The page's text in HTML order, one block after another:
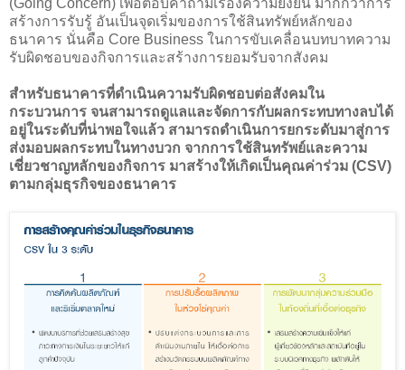
สร้างการรับรู้ อันเป็นจุดเริ่มของการใช้สินทรัพย์หลักของ
ธนาคาร นั่นคือ Core Business ในการขับเคลื่อนบทบาทความ
รับผิดชอบของกิจการและสร้างการยอมรับจากสังคม
สำหรับธนาคารที่ดำเนินความรับผิดชอบต่อสังคมใน
กระบวนการ จนสามารถดูแลและจัดการกับผลกระทบทางลบได้
อยู่ในระดับที่น่าพอใจแล้ว สามารถดำเนินการยกระดับมาสู่การ
ส่งมอบผลกระทบในทางบวก จากการใช้สินทรัพย์และความ
เชี่ยวชาญหลักของกิจการ มาสร้างให้เกิดเป็นคุณค่าร่วม (CSV)
ตามกลุ่มธุรกิจของธนาคาร